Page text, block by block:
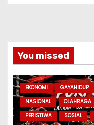
You missed
EKONOMI GAYAHIDUP
NASIONAL
OLAHRAGA
PERISTIWA
SOSIAL